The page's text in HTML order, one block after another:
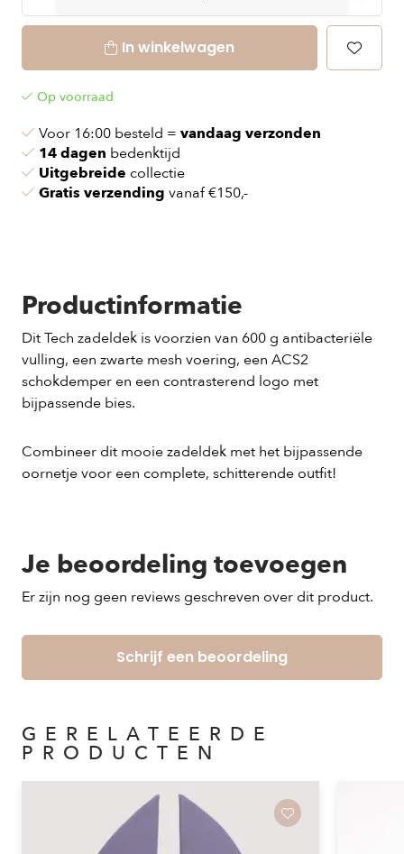
In winkelwagen
Op voorraad
Voor 16:00 besteld = vandaag verzonden
14 dagen bedenktijd
Uitgebreide collectie
Gratis verzending vanaf €150,-
Productinformatie
Dit Tech zadeldek is voorzien van 600 g antibacteriële
vulling, een zwarte mesh voering, een ACS2
schokdemper en een contrasterend logo met
bijpassende bies.
Combineer dit mooie zadeldek met het bijpassende
oornetje voor een complete, schitterende outfit!
Je beoordeling toevoegen
Er zijn nog geen reviews geschreven over dit product.
Schrijf een beoordeling
GERELATEERDE
PRODUCTEN